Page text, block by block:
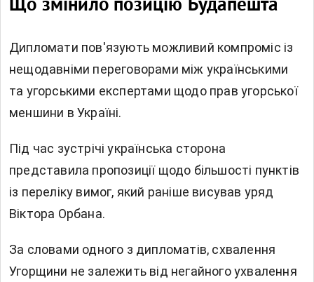
Що змінило позицію Будапешта
Дипломати пов'язують можливий компроміс із
нещодавніми переговорами між українськими
та угорськими експертами щодо прав угорської
меншини в Україні.
Під час зустрічі українська сторона
представила пропозиції щодо більшості пунктів
із переліку вимог, який раніше висував уряд
Віктора Орбана.
За словами одного з дипломатів, схвалення
Угорщини не залежить від негайного ухвалення